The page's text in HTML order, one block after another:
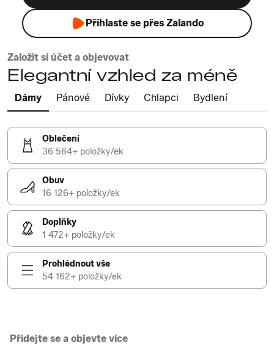
Přihlaste se přes Zalando
Založit si účet a objevovat
Elegantní vzhled za méně
Dámy Pánové Dívky Chlapci Bydlení
Oblečení
36 564+ položky/ek
Obuv
16 126+ položky/ek
Doplňky
1 472+ položky/ek
Prohlédnout vše
54 162+ položky/ek
Přidejte se a objevte více